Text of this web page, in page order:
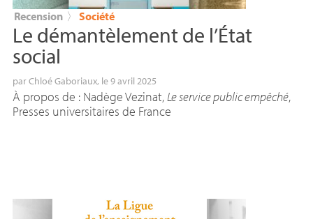
Recension 〉 Société
Le démantèlement de l’État
social
parChloé Gaboriaux, le 9 avril 2025
À propos de : Nadège Vezinat, Le service public empêché,
Presses universitaires de France